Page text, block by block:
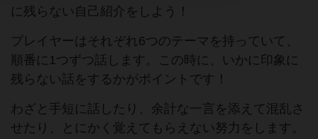
に残らない自己紹介をしよう！
プレイヤーはそれぞれ6つのテーマを持っていて、
順番に1つずつ話します。この時に、いかに印象に
残らない話をするかがポイントです！
わざと手短に話したり、余計な一言を添えて混乱さ
せたり、とにかく覚えてもらえない努力をします。